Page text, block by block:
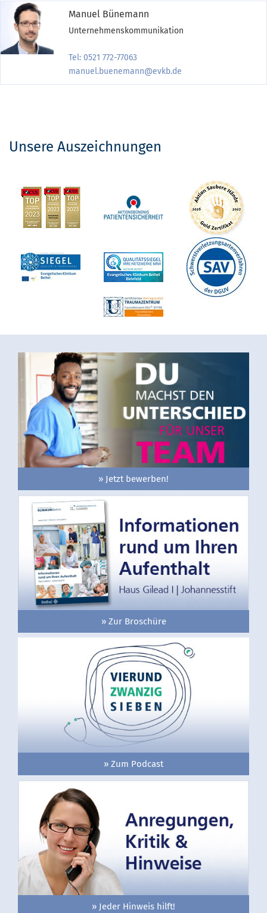
Manuel Bünemann
Unternehmenskommunikation
Tel: 0521 772-77063
manuel.buenemann@evkb.de
Unsere Auszeichnungen
» Jetzt bewerben!
» Zur Broschüre
» Zum Podcast
» Jeder Hinweis hilft!